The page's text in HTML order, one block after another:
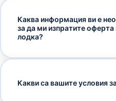
Каква информация ви е
за да ми изпратите оферта
лодка?
Какви са вашите условия